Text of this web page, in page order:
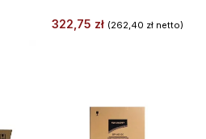
322,75 zł (262,40 zł netto)